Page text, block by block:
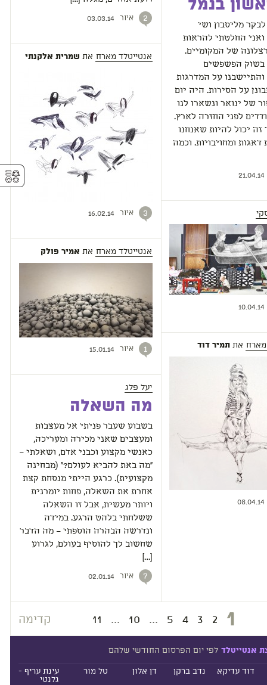
בנמל
מליסבון ושי
החלטתי להראות
של המקומיים.
בשוק הפשפשים
על המדרגות
על הסירות. היה יום
של ינואר ונשארו לנו
לפני החזרה לארץ.
זה יכול להיות שאנחנו
דאגות ומחויבויות. וכמה
21.04.14
10.04.14
מארח את תמיר דוד
08.04.14
2 איור 03.03.14
אנטייטלד מארח את שמרית אלקנתי
3 איור 16.02.14
אנטייטלד מארח את אמיר פולק
1 איור 15.01.14
יעל פלג
מה השאלה
בשבוע שעבר פניתי אל מעצבות
ומעצבים שאני מכירה ומעריכה,
כאנשי מקצוע וכבני אדם, ושאלתי –
"מה באת להביא לעולם?" (מבחינה
מקצועית). כרגע הייתי מנסחת קצת
אחרת את השאלה, פחות יומרנית
ויותר מעשית, אבל זו השאלה
ששלחתי בלהט הרגע. במידה
ונדרשה הבהרה הוספתי – מה הדבר
שחשוב לך להוסיף בעולם, לגרוע
[…]
7 איור 02.01.14
1
2
3
4
5
...
10
... קדימה 11
אנטייטלד לפי יום הפרסום החודשי שלהם
דוד עדיקא נדב ברקן דן אלון טל מור
עינת עריף -
גלנטי
⚥︎